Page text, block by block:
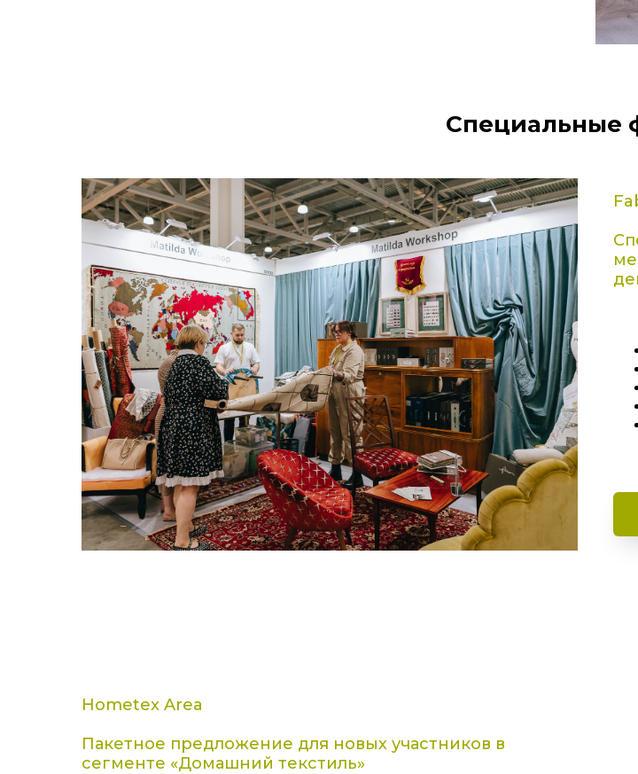
Специальные
Hometex Area
Пакетное предложение для новых участников в
сегменте «Домашний текстиль»